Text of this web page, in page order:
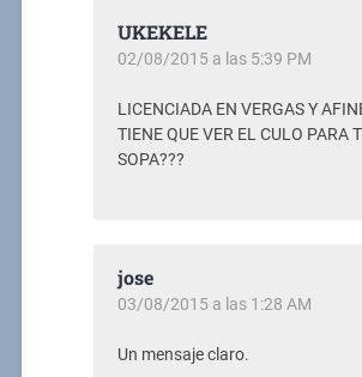
UKEKELE
02/08/2015 a las 5:39 PM
LICENCIADA EN VERGAS Y
TIENE QUE VER EL CULO PARA
SOPA???
jose
03/08/2015 a las 1:28 AM
Un mensaje claro.